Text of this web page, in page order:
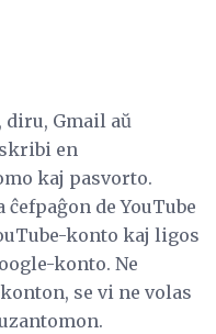
diru, Gmail aŭ
en
kaj pasvorto.
de YouTube
konto kaj ligos
konto. Ne
se vi ne volas